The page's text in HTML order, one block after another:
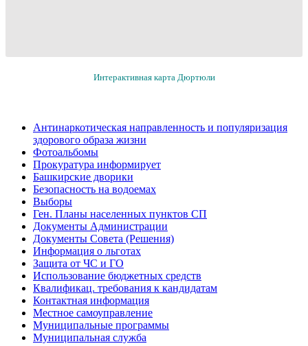
Интерактивная карта Дюртюли
Антинаркотическая направленность и популяризация
здорового образа жизни
Фотоальбомы
Прокуратура информирует
Башкирские дворики
Безопасность на водоемах
Выборы
Ген. Планы населенных пунктов СП
Документы Администрации
Документы Совета (Решения)
Информация о льготах
Защита от ЧС и ГО
Использование бюджетных средств
Квалификац. требования к кандидатам
Контактная информация
Местное самоуправление
Муниципальные программы
Муниципальная служба